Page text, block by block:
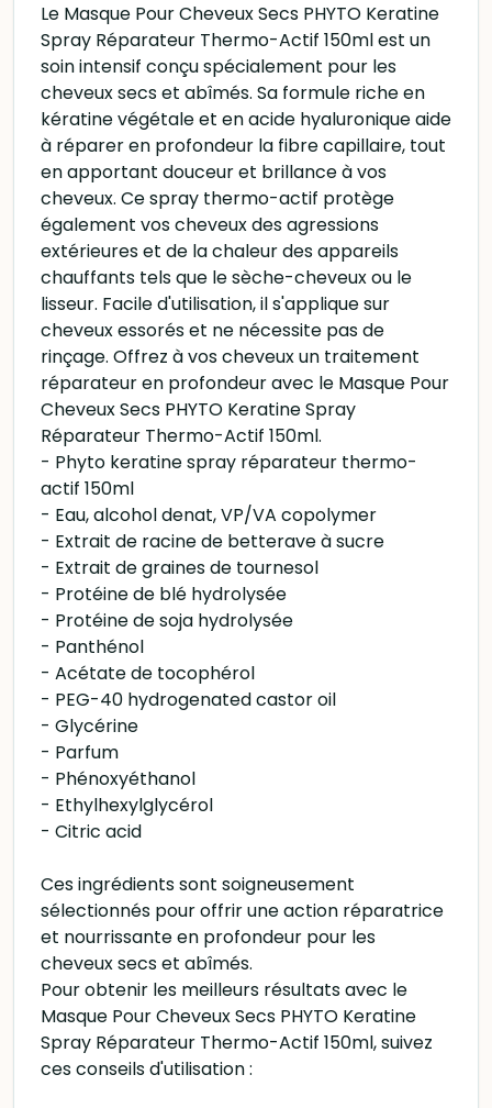
Le Masque Pour Cheveux Secs PHYTO Keratine
Spray Réparateur Thermo-Actif 150ml est un
soin intensif conçu spécialement pour les
cheveux secs et abîmés. Sa formule riche en
kératine végétale et en acide hyaluronique aide
à réparer en profondeur la fibre capillaire, tout
en apportant douceur et brillance à vos
cheveux. Ce spray thermo-actif protège
également vos cheveux des agressions
extérieures et de la chaleur des appareils
chauffants tels que le sèche-cheveux ou le
lisseur. Facile d'utilisation, il s'applique sur
cheveux essorés et ne nécessite pas de
rinçage. Offrez à vos cheveux un traitement
réparateur en profondeur avec le Masque Pour
Cheveux Secs PHYTO Keratine Spray
Réparateur Thermo-Actif 150ml.
- Phyto keratine spray réparateur thermo-
actif 150ml
- Eau, alcohol denat, VP/VA copolymer
- Extrait de racine de betterave à sucre
- Extrait de graines de tournesol
- Protéine de blé hydrolysée
- Protéine de soja hydrolysée
- Panthénol
- Acétate de tocophérol
- PEG-40 hydrogenated castor oil
- Glycérine
- Parfum
- Phénoxyéthanol
- Ethylhexylglycérol
- Citric acid
Ces ingrédients sont soigneusement
sélectionnés pour offrir une action réparatrice
et nourrissante en profondeur pour les
cheveux secs et abîmés.
Pour obtenir les meilleurs résultats avec le
Masque Pour Cheveux Secs PHYTO Keratine
Spray Réparateur Thermo-Actif 150ml, suivez
ces conseils d'utilisation :